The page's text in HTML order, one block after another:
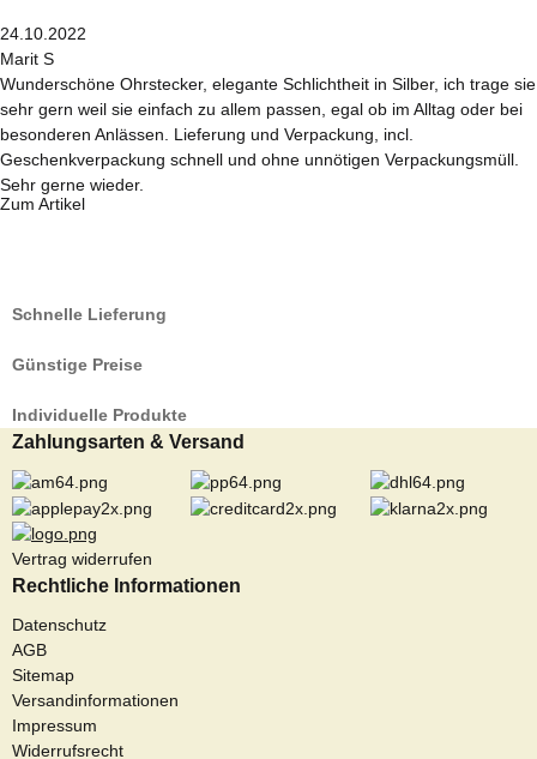
24.10.2022
Marit S
Wunderschöne Ohrstecker, elegante Schlichtheit in Silber, ich trage sie
sehr gern weil sie einfach zu allem passen, egal ob im Alltag oder bei
besonderen Anlässen. Lieferung und Verpackung, incl.
Geschenkverpackung schnell und ohne unnötigen Verpackungsmüll.
Sehr gerne wieder.
Zum Artikel
Schnelle Lieferung
Günstige Preise
Individuelle Produkte
Zahlungsarten & Versand
Vertrag widerrufen
Rechtliche Informationen
Datenschutz
AGB
Sitemap
Versandinformationen
Impressum
Widerrufsrecht